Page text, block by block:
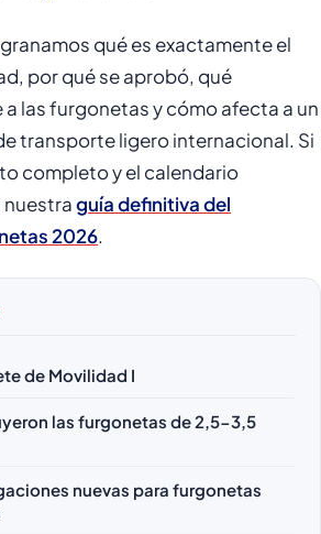
qué es exactamente el
por qué se aprobó, qué
las furgonetas y cómo afecta a un
transporte ligero internacional. Si
completo y el calendario
guía definitiva del
2026.
de Movilidad I
las furgonetas de 2,5-3,5
nuevas para furgonetas